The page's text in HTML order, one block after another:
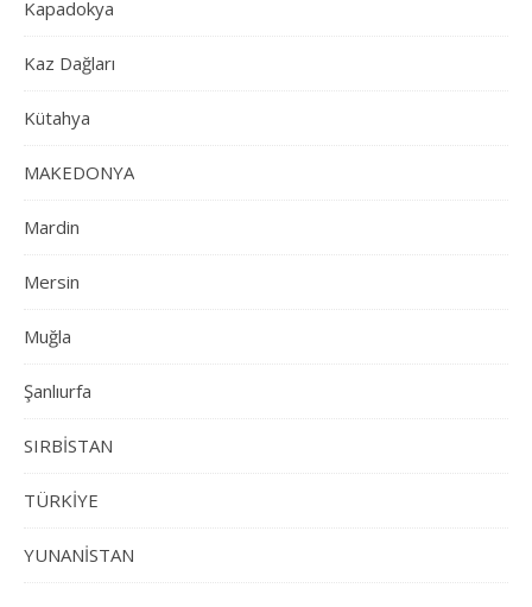
Kapadokya
Kaz Dağları
Kütahya
MAKEDONYA
Mardin
Mersin
Muğla
Şanlıurfa
SIRBİSTAN
TÜRKİYE
YUNANİSTAN